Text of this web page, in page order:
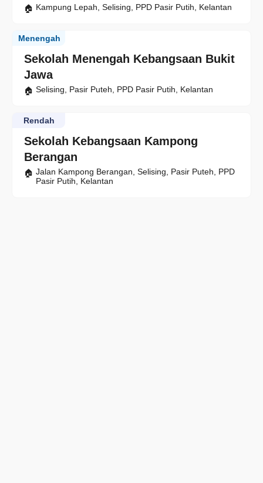
Kampung Lepah, Selising, PPD Pasir Putih, Kelantan
Sekolah Menengah Kebangsaan Bukit
Jawa
Menengah
Selising, Pasir Puteh, PPD Pasir Putih, Kelantan
Sekolah Kebangsaan Kampong
Berangan
Rendah
Jalan Kampong Berangan, Selising, Pasir Puteh, PPD
Pasir Putih, Kelantan